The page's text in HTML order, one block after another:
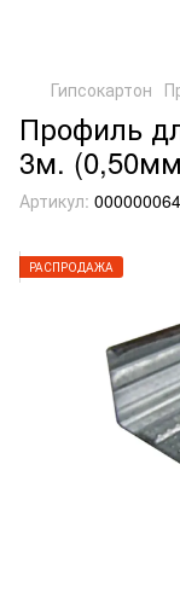
Гипсокартон
Профиль
3м.
Артикул:
РАСПРОДАЖА